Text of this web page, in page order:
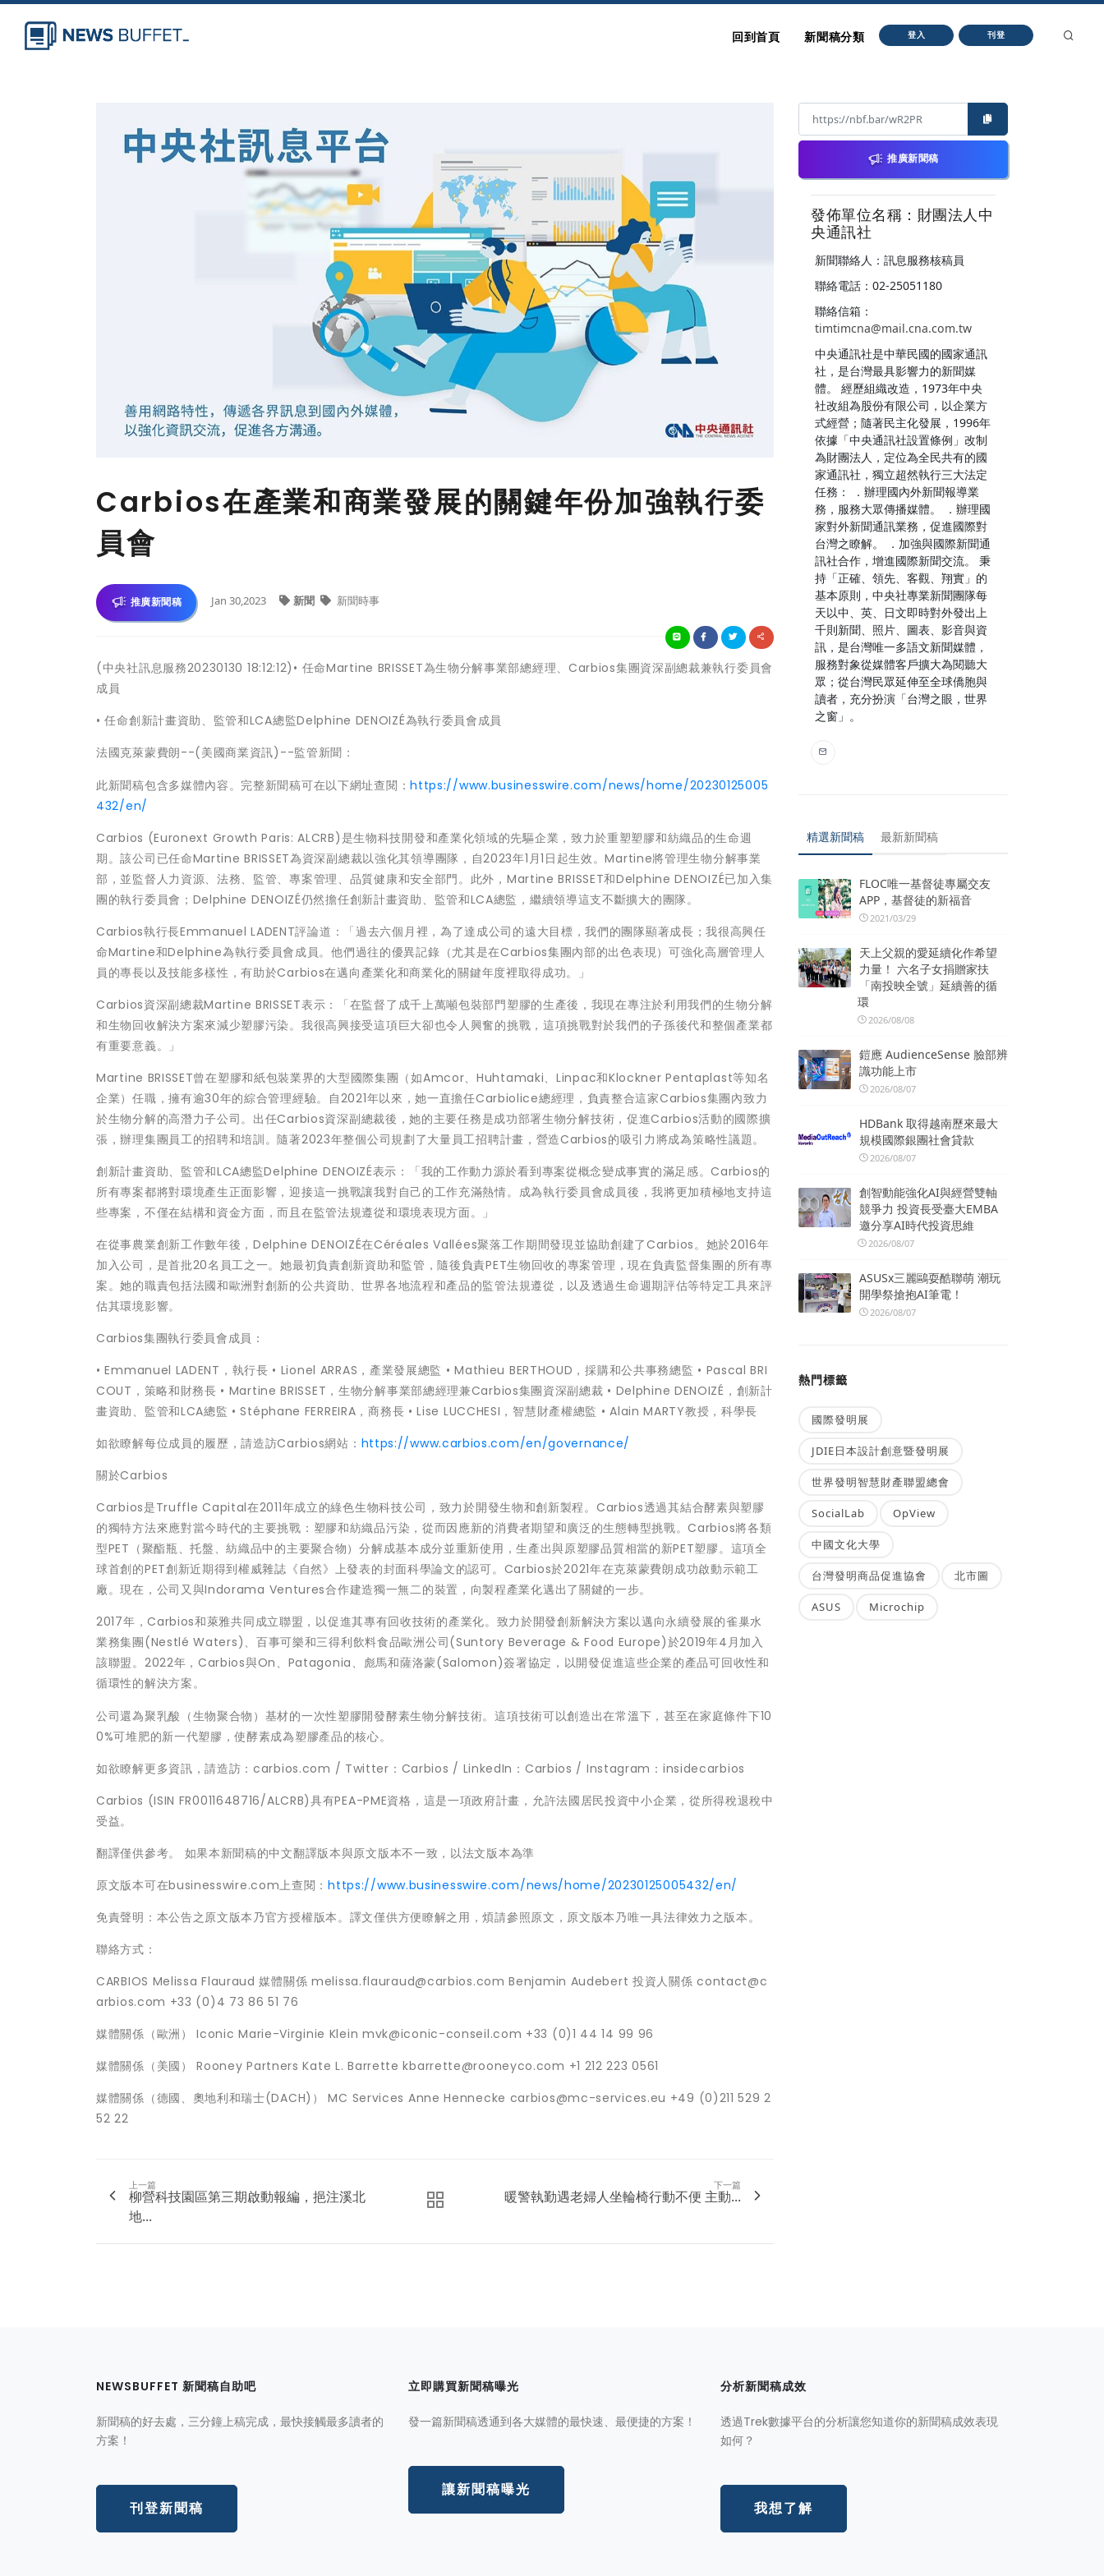
回到首頁 新聞稿分類 登入 刊登
Carbios在產業和商業發展的關鍵年份加強執行委
員會
推廣新聞稿 Jan 30,2023 新聞 新聞時事
(中央社訊息服務20230130 18:12:12)• 任命Martine BRISSET為生物分解事業部總經理、Carbios集團資深副總裁兼執行委員會
成員
• 任命創新計畫資助、監管和LCA總監Delphine DENOIZÉ為執行委員會成員
法國克萊蒙費朗--(美國商業資訊)--監管新聞：
此新聞稿包含多媒體內容。完整新聞稿可在以下網址查閱：https://www.businesswire.com/news/home/20230125005
432/en/
Carbios (Euronext Growth Paris: ALCRB)是生物科技開發和產業化領域的先驅企業，致力於重塑塑膠和紡織品的生命週
期。該公司已任命Martine BRISSET為資深副總裁以強化其領導團隊，自2023年1月1日起生效。Martine將管理生物分解事業
部，並監督人力資源、法務、監管、專案管理、品質健康和安全部門。此外，Martine BRISSET和Delphine DENOIZÉ已加入集
團的執行委員會；Delphine DENOIZÉ仍然擔任創新計畫資助、監管和LCA總監，繼續領導這支不斷擴大的團隊。
Carbios執行長Emmanuel LADENT評論道：「過去六個月裡，為了達成公司的遠大目標，我們的團隊顯著成長；我很高興任
命Martine和Delphine為執行委員會成員。他們過往的優異記錄（尤其是在Carbios集團內部的出色表現）可強化高層管理人
員的專長以及技能多樣性，有助於Carbios在邁向產業化和商業化的關鍵年度裡取得成功。」
Carbios資深副總裁Martine BRISSET表示：「在監督了成千上萬噸包裝部門塑膠的生產後，我現在專注於利用我們的生物分解
和生物回收解決方案來減少塑膠污染。我很高興接受這項巨大卻也令人興奮的挑戰，這項挑戰對於我們的子孫後代和整個產業都
有重要意義。」
Martine BRISSET曾在塑膠和紙包裝業界的大型國際集團（如Amcor、Huhtamaki、Linpac和Klockner Pentaplast等知名
企業）任職，擁有逾30年的綜合管理經驗。自2021年以來，她一直擔任Carbiolice總經理，負責整合這家Carbios集團內致力
於生物分解的高潛力子公司。出任Carbios資深副總裁後，她的主要任務是成功部署生物分解技術，促進Carbios活動的國際擴
張，辦理集團員工的招聘和培訓。隨著2023年整個公司規劃了大量員工招聘計畫，營造Carbios的吸引力將成為策略性議題。
創新計畫資助、監管和LCA總監Delphine DENOIZÉ表示：「我的工作動力源於看到專案從概念變成事實的滿足感。Carbios的
所有專案都將對環境產生正面影響，迎接這一挑戰讓我對自己的工作充滿熱情。成為執行委員會成員後，我將更加積極地支持這
些專案，不僅在結構和資金方面，而且在監管法規遵從和環境表現方面。」
在從事農業創新工作數年後，Delphine DENOIZÉ在Céréales Vallées聚落工作期間發現並協助創建了Carbios。她於2016年
加入公司，是首批20名員工之一。她最初負責創新資助和監管，隨後負責PET生物回收的專案管理，現在負責監督集團的所有專
案。她的職責包括法國和歐洲對創新的公共資助、世界各地流程和產品的監管法規遵從，以及透過生命週期評估等特定工具來評
估其環境影響。
Carbios集團執行委員會成員：
• Emmanuel LADENT，執行長 • Lionel ARRAS，產業發展總監 • Mathieu BERTHOUD，採購和公共事務總監 • Pascal BRI
COUT，策略和財務長 • Martine BRISSET，生物分解事業部總經理兼Carbios集團資深副總裁 • Delphine DENOIZÉ，創新計
畫資助、監管和LCA總監 • Stéphane FERREIRA，商務長 • Lise LUCCHESI，智慧財產權總監 • Alain MARTY教授，科學長
如欲瞭解每位成員的履歷，請造訪Carbios網站： https://www.carbios.com/en/governance/
關於Carbios
Carbios是Truffle Capital在2011年成立的綠色生物科技公司，致力於開發生物和創新製程。Carbios透過其結合酵素與塑膠
的獨特方法來應對當今時代的主要挑戰：塑膠和紡織品污染，從而因應新的消費者期望和廣泛的生態轉型挑戰。Carbios將各類
型PET（聚酯瓶、托盤、紡織品中的主要聚合物）分解成基本成分並重新使用，生產出與原塑膠品質相當的新PET塑膠。這項全
球首創的PET創新近期得到權威雜誌《自然》上發表的封面科學論文的認可。Carbios於2021年在克萊蒙費朗成功啟動示範工
廠。現在，公司又與Indorama Ventures合作建造獨一無二的裝置，向製程產業化邁出了關鍵的一步。
2017年，Carbios和萊雅共同成立聯盟，以促進其專有回收技術的產業化。致力於開發創新解決方案以邁向永續發展的雀巢水
業務集團(Nestlé Waters)、百事可樂和三得利飲料食品歐洲公司(Suntory Beverage & Food Europe)於2019年4月加入
該聯盟。2022年，Carbios與On、Patagonia、彪馬和薩洛蒙(Salomon)簽署協定，以開發促進這些企業的產品可回收性和
循環性的解決方案。
公司還為聚乳酸（生物聚合物）基材的一次性塑膠開發酵素生物分解技術。這項技術可以創造出在常溫下，甚至在家庭條件下10
0%可堆肥的新一代塑膠，使酵素成為塑膠產品的核心。
如欲瞭解更多資訊，請造訪：carbios.com / Twitter：Carbios / LinkedIn：Carbios / Instagram：insidecarbios
Carbios (ISIN FR0011648716/ALCRB)具有PEA-PME資格，這是一項政府計畫，允許法國居民投資中小企業，從所得稅退稅中
受益。
翻譯僅供參考。 如果本新聞稿的中文翻譯版本與原文版本不一致，以法文版本為準
原文版本可在businesswire.com上查閱：https://www.businesswire.com/news/home/20230125005432/en/
免責聲明：本公告之原文版本乃官方授權版本。譯文僅供方便瞭解之用，煩請參照原文，原文版本乃唯一具法律效力之版本。
聯絡方式：
CARBIOS Melissa Flauraud 媒體關係 melissa.flauraud@carbios.com Benjamin Audebert 投資人關係 contact@c
arbios.com +33 (0)4 73 86 51 76
媒體關係（歐洲） Iconic Marie-Virginie Klein mvk@iconic-conseil.com +33 (0)1 44 14 99 96
媒體關係（美國） Rooney Partners Kate L. Barrette kbarrette@rooneyco.com +1 212 223 0561
媒體關係（德國、奧地利和瑞士(DACH)） MC Services Anne Hennecke carbios@mc-services.eu +49 (0)211 529 2
52 22
上一篇
柳營科技園區第三期啟動報編，挹注溪北
地...
下一篇
暖警執勤遇老婦人坐輪椅行動不便 主動...
推廣新聞稿
發佈單位名稱：財團法人中
央通訊社
新聞聯絡人：訊息服務核稿員
聯絡電話：02-25051180
聯絡信箱：
timtimcna@mail.cna.com.tw
中央通訊社是中華民國的國家通訊
社，是台灣最具影響力的新聞媒
體。 經歷組織改造，1973年中央
社改組為股份有限公司，以企業方
式經營；隨著民主化發展，1996年
依據「中央通訊社設置條例」改制
為財團法人，定位為全民共有的國
家通訊社，獨立超然執行三大法定
任務： ．辦理國內外新聞報導業
務，服務大眾傳播媒體。 ．辦理國
家對外新聞通訊業務，促進國際對
台灣之瞭解。 ．加強與國際新聞通
訊社合作，增進國際新聞交流。 秉
持「正確、領先、客觀、翔實」的
基本原則，中央社專業新聞團隊每
天以中、英、日文即時對外發出上
千則新聞、照片、圖表、影音與資
訊，是台灣唯一多語文新聞媒體，
服務對象從媒體客戶擴大為閱聽大
眾；從台灣民眾延伸至全球僑胞與
讀者，充分扮演「台灣之眼，世界
之窗」。
精選新聞稿 最新新聞稿
FLOC唯一基督徒專屬交友
APP，基督徒的新福音
2021/03/29
天上父親的愛延續化作希望
力量！ 六名子女捐贈家扶
「南投映全號」延續善的循
環
2026/08/08
鎧應 AudienceSense 臉部辨
識功能上市
2026/08/07
HDBank 取得越南歷來最大
規模國際銀團社會貸款
2026/08/07
創智動能強化AI與經營雙軸
競爭力 投資長受臺大EMBA
邀分享AI時代投資思維
2026/08/07
ASUSx三麗鷗耍酷聯萌 潮玩
開學祭搶抱AI筆電！
2026/08/07
熱門標籤
國際發明展
JDIE日本設計創意暨發明展
世界發明智慧財產聯盟總會
SocialLab OpView
中國文化大學
台灣發明商品促進協會 北市圖
ASUS Microchip
NEWSBUFFET 新聞稿自助吧
新聞稿的好去處，三分鐘上稿完成，最快接觸最多讀者的
方案！
刊登新聞稿
立即購買新聞稿曝光
發一篇新聞稿透通到各大媒體的最快速、最便捷的方案！
讓新聞稿曝光
分析新聞稿成效
透過Trek數據平台的分析讓您知道你的新聞稿成效表現
如何？
我想了解